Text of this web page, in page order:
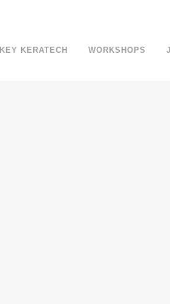
KERATECH WORKSHOPS